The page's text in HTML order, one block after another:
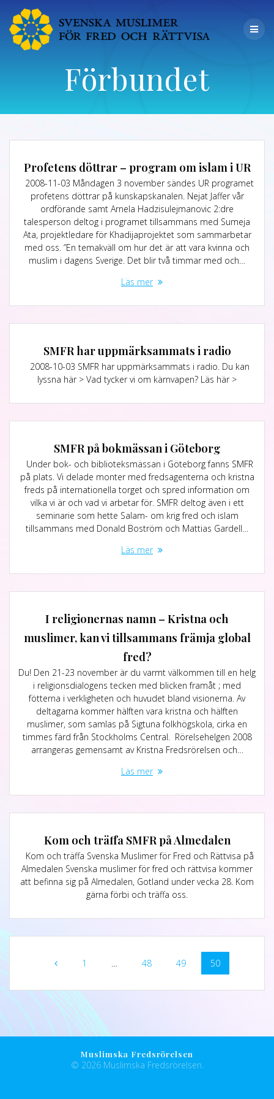
Förbundet
Profetens döttrar – program om islam i UR
2008-11-03 Måndagen 3 november sändes UR programet
profetens döttrar på kunskapskanalen. Nejat Jaffer vår
ordförande samt Arnela Hadzisulejmanovic 2:dre
talesperson deltog i programet tillsammans med Sumeja
Ata, projektledare för Khadijaprojektet som sammarbetar
med oss. ”En temakväll om hur det är att vara kvinna och
muslim i dagens Sverige. Det blir två timmar med och…
Läs mer
SMFR har uppmärksammats i radio
2008-10-03 SMFR har uppmärksammats i radio. Du kan
lyssna här > Vad tycker vi om kärnvapen? Läs här >
SMFR på bokmässan i Göteborg
Under bok- och biblioteksmässan i Göteborg fanns SMFR
på plats. Vi delade monter med fredsagenterna och kristna
freds på internationella torget och spred information om
vilka vi är och vad vi arbetar för. SMFR deltog även i ett
seminarie som hette Salam- om krig fred och islam
tillsammans med Donald Boström och Mattias Gardell…
Läs mer
I religionernas namn – Kristna och
muslimer, kan vi tillsammans främja global
fred?
Du! Den 21-23 november är du varmt välkommen till en helg
i religionsdialogens tecken med blicken framåt ; med
fötterna i verkligheten och huvudet bland visionerna. Av
deltagarna kommer hälften vara kristna och hälften
muslimer, som samlas på Sigtuna folkhögskola, cirka en
timmes färd från Stockholms Central. Rörelsehelgen 2008
arrangeras gemensamt av Kristna Fredsrörelsen och…
Läs mer
Kom och träffa SMFR på Almedalen
Kom och träffa Svenska Muslimer för Fred och Rättvisa på
Almedalen Svenska muslimer för fred och rättvisa kommer
att befinna sig på Almedalen, Gotland under vecka 28. Kom
gärna förbi och träffa oss.
1 … 48 49 50
Muslimska Fredsrörelsen
© 2026 Muslimska Fredsrörelsen.